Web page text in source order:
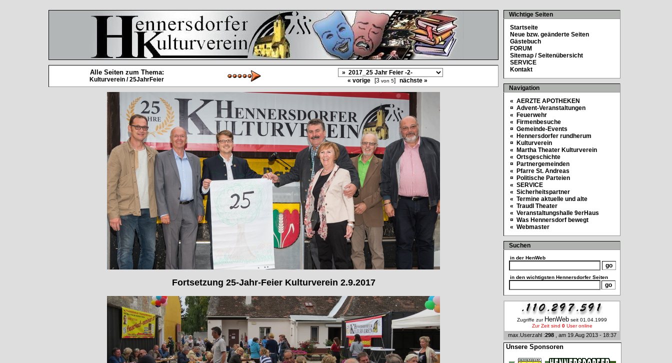
Alle Seiten zum Thema:
Kulturverein / 25JahrFeier « vorige [3 von 5] nächste »
Fortsetzung 25-Jahr-Feier Kulturverein 2.9.2017
Wichtige Seiten
Startseite
Neue bzw. geänderte Seiten
Gästebuch
FORUM
Sitemap / Seitenübersicht
SERVICE
Kontakt
Navigation
« AERZTE APOTHEKEN
¤ Advent-Veranstaltungen
« Feuerwehr
« Firmenbesuche
¤ Gemeinde-Events
« Hennersdorfer rundherum
¤ Kulturverein
« Martha Theater Kulturverein
« Ortsgeschichte
¤ Partnergemeinden
« Pfarre St. Andreas
¤ Politische Parteien
« SERVICE
« Sicherheitspartner
« Termine aktuelle und alte
« Traudl Theater
« Veranstaltungshalle 9erHaus
¤ Was Hennersdorf bewegt
« Webmaster
Suchen
in der HenWeb
in den wichtigsten Hennersdorfer Seiten
Zugriffe zur HenWeb seit 01.04.1999
Zur Zeit sind 0User online
max.Userzahl :298 , am 19.Aug 2013 - 18:37
Unsere Sponsoren